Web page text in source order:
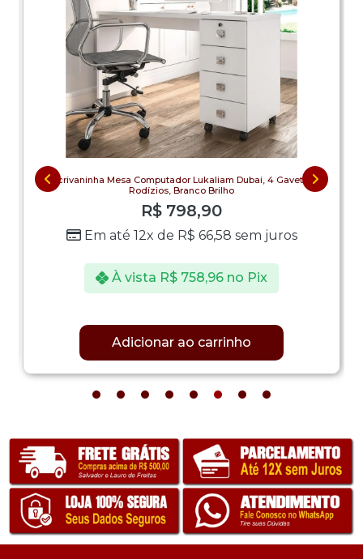
Escrivaninha Mesa Computador Lukaliam Dubai, 4 Gavetas,
Rodízios, Branco Brilho
R$ 798,90
Em até 12x de R$ 66,58 sem juros
À vista R$ 758,96 no Pix
Adicionar ao carrinho